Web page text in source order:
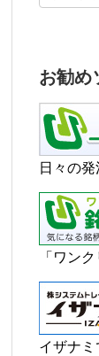
お勧め
日々の
「ワン
イザナミ